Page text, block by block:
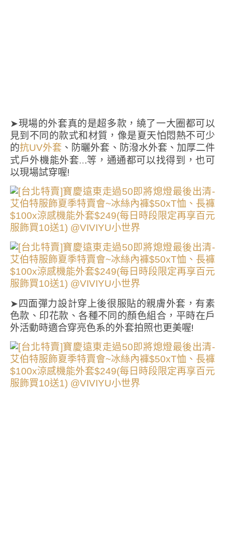
➤現場的外套真的是超多款，繞了一大圈都可以
見到不同的款式和材質，像是夏天怕悶熱不可少
的抗UV外套 、防曬外套、防潑水外套、加厚二件
式戶外機能外套…等，通通都可以找得到，也可
以現場試穿喔!
➤四面彈力設計穿上後很服貼的親膚外套，有素
色款、印花款、各種不同的顏色組合，平時在戶
外活動時適合穿亮色系的外套拍照也更美喔!